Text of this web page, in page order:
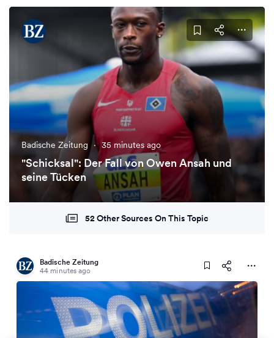
Badische Zeitung · 35 minutes ago
"Schicksal": Der Fall von Owen Ansah und
seine Tücken
52 Other Sources On This Topic
Badische Zeitung
44 minutes ago